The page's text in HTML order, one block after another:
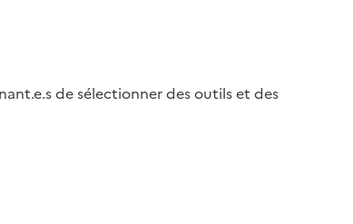
de sélectionner des outils et des